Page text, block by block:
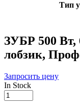
Тип
ЗУБР 500 Вт,
лобзик,
Запросить цену
In Stock
ЗУБР
500